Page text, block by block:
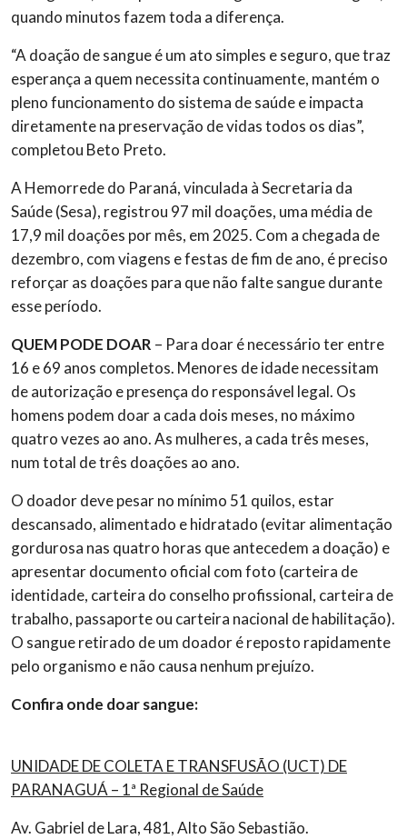
quando minutos fazem toda a diferença.
“A doação de sangue é um ato simples e seguro, que traz
esperança a quem necessita continuamente, mantém o
pleno funcionamento do sistema de saúde e impacta
diretamente na preservação de vidas todos os dias”,
completou Beto Preto.
A Hemorrede do Paraná, vinculada à Secretaria da
Saúde (Sesa), registrou 97 mil doações, uma média de
17,9 mil doações por mês, em 2025. Com a chegada de
dezembro, com viagens e festas de fim de ano, é preciso
reforçar as doações para que não falte sangue durante
esse período.
QUEM PODE DOAR – Para doar é necessário ter entre
16 e 69 anos completos. Menores de idade necessitam
de autorização e presença do responsável legal. Os
homens podem doar a cada dois meses, no máximo
quatro vezes ao ano. As mulheres, a cada três meses,
num total de três doações ao ano.
O doador deve pesar no mínimo 51 quilos, estar
descansado, alimentado e hidratado (evitar alimentação
gordurosa nas quatro horas que antecedem a doação) e
apresentar documento oficial com foto (carteira de
identidade, carteira do conselho profissional, carteira de
trabalho, passaporte ou carteira nacional de habilitação).
O sangue retirado de um doador é reposto rapidamente
pelo organismo e não causa nenhum prejuízo.
Confira onde doar sangue:
UNIDADE DE COLETA E TRANSFUSÃO (UCT) DE
PARANAGUÁ – 1ª Regional de Saúde
Av. Gabriel de Lara, 481, Alto São Sebastião.